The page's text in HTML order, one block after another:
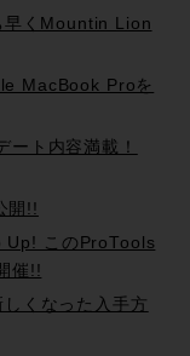
くMountin Lion
MacBook Proを
ート内容満載！
開!!
このProTools
催!!
くなった入手方